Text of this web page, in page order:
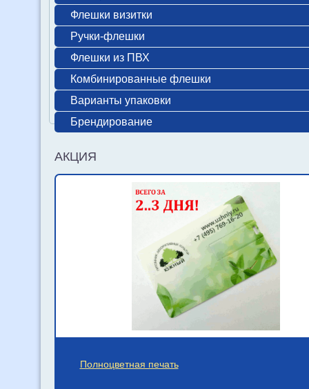
Флешки визитки
Ручки-флешки
Флешки из ПВХ
Комбинированные флешки
Варианты упаковки
Брендирование
АКЦИЯ
Полноцветная печать